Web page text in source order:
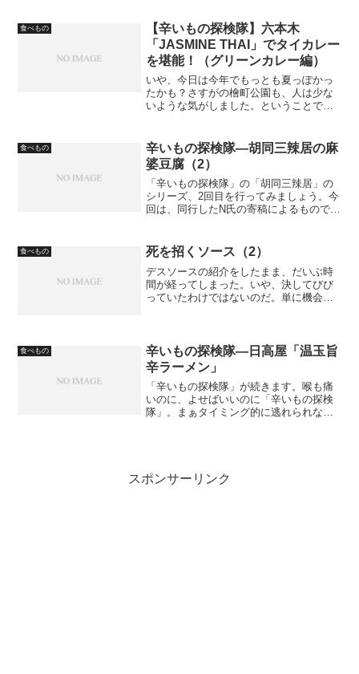
食べることがさも当然のように言われる
ようになった。これ...
食べもの
【辛いもの探検隊】六本木
「JASMINE THAI」でタイカレー
を堪能！（グリーンカレー編）
いや、今日は今年でもっとも夏っぽかっ
たかも？さすがの檜町公園も、人は少な
いような気がしました。ということで、
は隊員N氏のレポ（グリーンカレー編）に
なります。ち...
食べもの
辛いもの探検隊―胡同三辣居の麻
婆豆腐（2）
「辛いもの探検隊」の「胡同三辣居」の
シリーズ、2回目を行ってみましょう。今
回は、同行したN氏の寄稿によるもので
食べもの 死を招くソース（2）
デスソースの紹介をしたまま、だいぶ時
間が経ってしまった。いや、決してびび
っていたわけではないのだ。単に機会が
たい。
食べもの
辛いもの探検隊―日高屋「温玉旨
辛ラーメン」
「辛いもの探検隊」が続きます。喉も痛
いのに、よせばいいのに「辛いもの探検
隊」。まぁタイミング的に逃れられなか
スポンサーリンク